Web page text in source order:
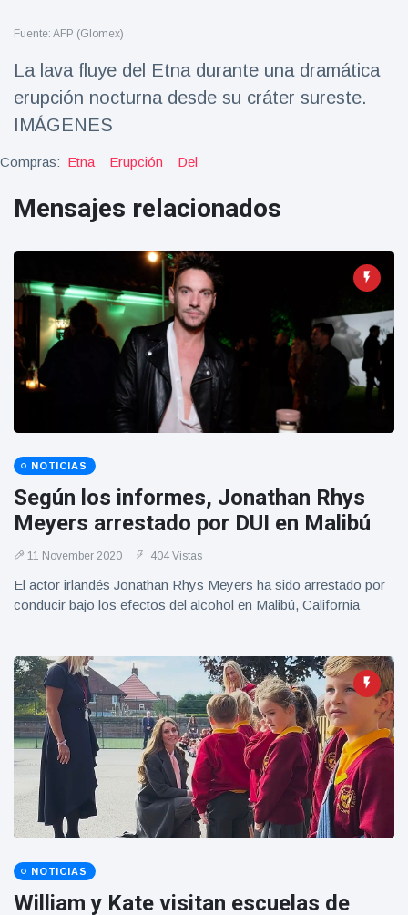
Últimas noticias
SKAI News
07/10/2025
7 October
9000 Vistas
Halloween -
31 de
octubre!
8 May
7432
Vistas
Großmutter
feiert ihren
99.
Geburtstag
und tanzt
Band
8 May
1133
Vistas
Fuente: AFP (Glomex)
La lava fluye del Etna durante una dramática
erupción nocturna desde su cráter sureste.
IMÁGENES
Compras: Etna Erupción Del
Mensajes relacionados
NOTICIAS
Según los informes, Jonathan Rhys
Meyers arrestado por DUI en Malibú
11 November 2020 404 Vistas
El actor irlandés Jonathan Rhys Meyers ha sido arrestado por
conducir bajo los efectos del alcohol en Malibú, California
NOTICIAS
William y Kate visitan escuelas de